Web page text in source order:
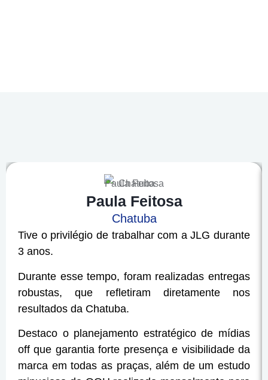
Paula Feitosa
Chatuba
Tive o privilégio de trabalhar com a JLG durante
3 anos.
Durante esse tempo, foram realizadas entregas
robustas, que refletiram diretamente nos
resultados da Chatuba.
Destaco o planejamento estratégico de mídias
off que garantia forte presença e visibilidade da
marca em todas as praças, além de um estudo